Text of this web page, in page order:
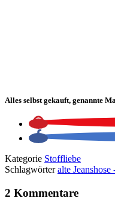
Alles selbst gekauft, genannte
Kategorie Stoffliebe
Schlagwörteralte Jeanshose
2 Kommentare